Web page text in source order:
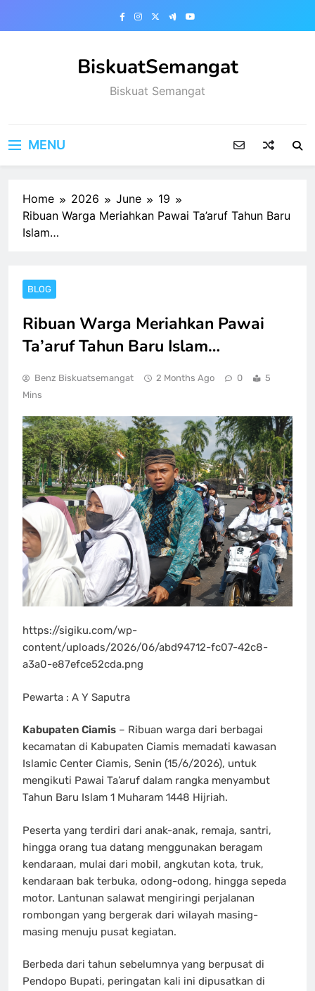
BiskuatSemangat
Biskuat Semangat
MENU
Home 2026 June
19
Ribuan Warga Meriahkan Pawai Ta’aruf Tahun Baru
Islam…
BLOG
Ribuan Warga Meriahkan Pawai
Ta’aruf Tahun Baru Islam…
Benz Biskuatsemangat 2 Months Ago 0
5
Mins
https://sigiku.com/wp-
content/uploads/2026/06/abd94712-fc07-42c8-
a3a0-e87efce52cda.png
Pewarta : A Y Saputra
Kabupaten Ciamis – Ribuan warga dari berbagai
kecamatan di Kabupaten Ciamis memadati kawasan
Islamic Center Ciamis, Senin (15/6/2026), untuk
mengikuti Pawai Ta’aruf dalam rangka menyambut
Tahun Baru Islam 1 Muharam 1448 Hijriah.
Peserta yang terdiri dari anak-anak, remaja, santri,
hingga orang tua datang menggunakan beragam
kendaraan, mulai dari mobil, angkutan kota, truk,
kendaraan bak terbuka, odong-odong, hingga sepeda
motor. Lantunan salawat mengiringi perjalanan
rombongan yang bergerak dari wilayah masing-
masing menuju pusat kegiatan.
Berbeda dari tahun sebelumnya yang berpusat di
Pendopo Bupati, peringatan kali ini dipusatkan di